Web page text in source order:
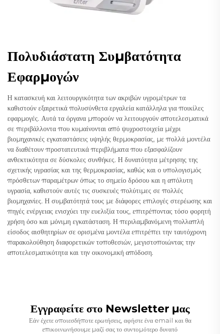
Πολυδιάστατη Συμβατότητα
Εφαρμογών
Η κατασκευή και λειτουργικότητα των ακριβών υγρομέτρων τα
καθιστούν εξαιρετικά πολυσύνθετα εργαλεία κατάλληλα για ποικίλες
εφαρμογές. Αυτά τα όργανα μπορούν να λειτουργούν αποτελεσματικά
σε περιβάλλοντα που κυμαίνονται από ψυχροστοιχεία μέχρι
βιομηχανικές εγκαταστάσεις υψηλής θερμοκρασίας, με πολλά μοντέλα
να διαθέτουν προστατευτικά περιβλήματα που εξασφαλίζουν
ανθεκτικότητα σε δύσκολες συνθήκες. Η δυνατότητα μέτρησης της
σχετικής υγρασίας και της θερμοκρασίας, καθώς και ο υπολογισμός
πρόσθετων παραμέτρων όπως το σημείο δρόσου και η απόλυτη
υγρασία, καθιστούν αυτές τις συσκευές πολύτιμες σε πολλές
βιομηχανίες. Η συμβατότητά τους με διάφορες επιλογές στερέωσης και
πηγές ενέργειας ενισχύει την ευελιξία τους, επιτρέποντας τόσο φορητή
χρήση όσο και μόνιμη εγκατάσταση. Η περιλαμβανόμενη πολλαπλή
είσοδος αισθητηρίων σε ορισμένα μοντέλα επιτρέπει την ταυτόχρονη
παρακολούθηση διαφορετικών τοποθεσιών, μεγιστοποιώντας την
αποτελεσματικότητα και την οικονομική απόδοση.
Εγγραφείτε στο Newsletter μας
Εάν έχετε οποιεσδήποτε ερωτήσεις, αφήστε ένα email και θα
επικοινωνήσουμε μαζί σας το συντομότερο δυνατό